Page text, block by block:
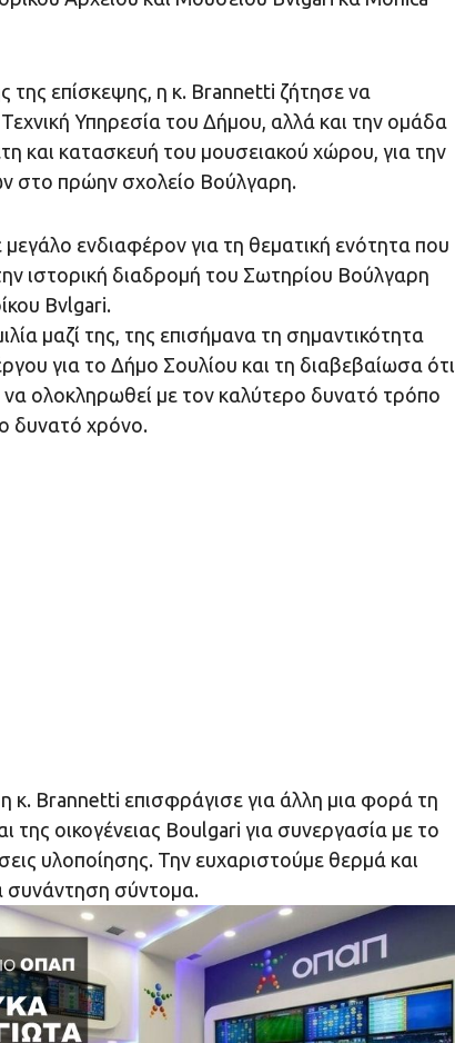
της επίσκεψης, η κ. Brannetti ζήτησε να
Υπηρεσία του Δήμου, αλλά και την ομάδα
και κατασκευή του μουσειακού χώρου, για την
στο πρώην σχολείο Βούλγαρη.
ενδιαφέρον για τη θεματική ενότητα που
ιστορική διαδρομή του Σωτηρίου Βούλγαρη
Bvlgari.
μαζί της, της επισήμανα τη σημαντικότητα
για το Δήμο Σουλίου και τη διαβεβαίωσα ότι
να ολοκληρωθεί με τον καλύτερο δυνατό τρόπο
δυνατό χρόνο.
κ. Brannetti επισφράγισε για άλλη μια φορά τη
της οικογένειας Boulgari για συνεργασία με το
υλοποίησης. Την ευχαριστούμε θερμά και
συνάντηση σύντομα.